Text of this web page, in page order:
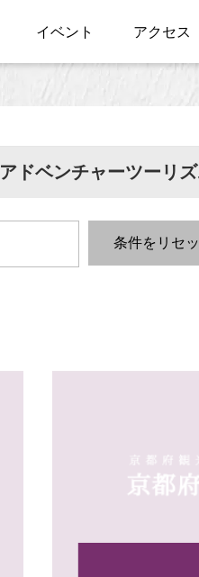
イベント アクセス
アドベンチャーツーリ
条件をリセ